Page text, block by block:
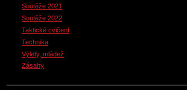
Soutěže 2021
Soutěže 2022
Taktické cvičení
Technika
Výlety, mládež
Zásahy